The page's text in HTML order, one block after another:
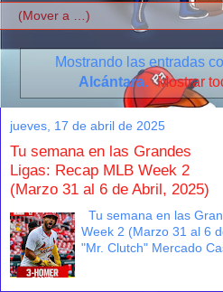
Mostrando las entradas
Alcántara. Mostrar
jueves, 17 de abril de 2025
Tu semana en las Grandes
Ligas: Recap MLB Week 2
(Marzo 31 al 6 de Abril, 2025)
Tu semana en las
Week 2 (Marzo 31 al 6
"Mr. Clutch" Mercado